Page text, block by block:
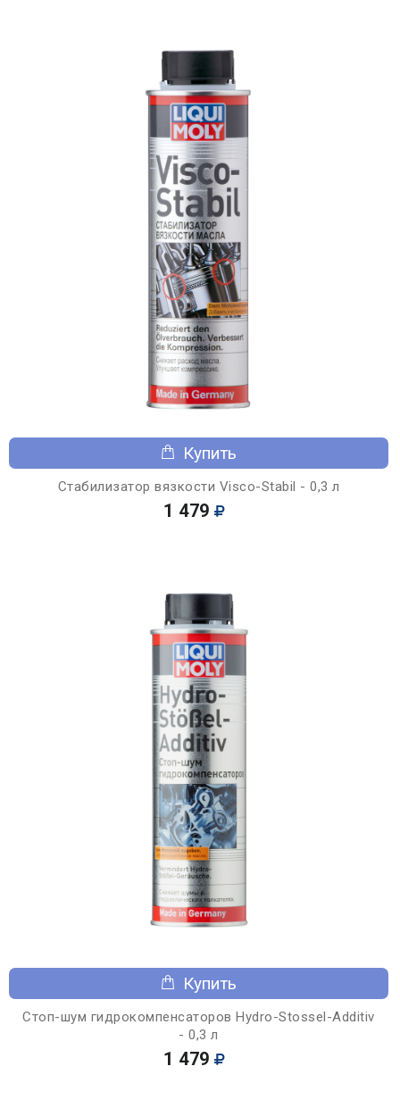
Купить
Стабилизатор вязкости Visco-Stabil - 0,3 л
1 479
Купить
Стоп-шум гидрокомпенсаторов Hydro-Stossel-Additiv
- 0,3 л
1 479